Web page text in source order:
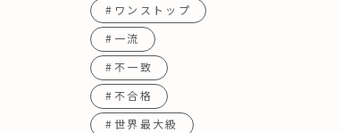
#ワンストップ
#一流
#不一致
#不合格
#世界最大級